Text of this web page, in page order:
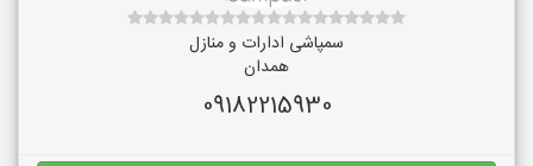
سمپاشی ادارات و منازل
همدان
09182215930